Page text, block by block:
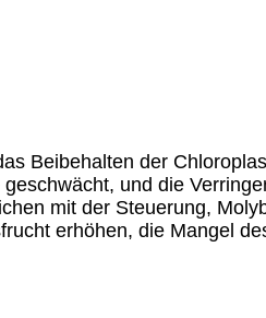
Beibehalten der
und die
mit der Steuerung,
erhöhen, die Mangel